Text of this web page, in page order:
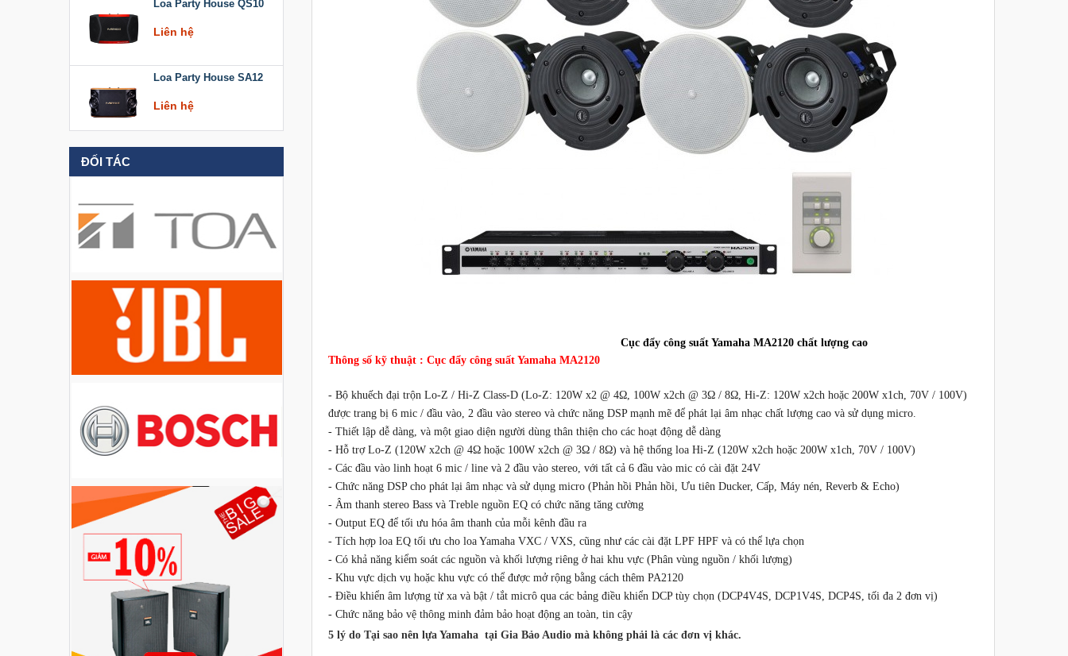
Loa Party House SA12
Loa Party House KT510
Liên hệ
Loa Party House PH12
Liên hệ
Loa Party House PH10
Loa Party House AP12
Loa Party House AP10
Liên hệ
Loa Party House MF15
Liên hệ
ĐỐI TÁC
Cục đẩy công suất Yamaha MA2120 chất lượng cao
Thông số kỹ thuật : Cục đẩy công suất Yamaha MA2120
- Bộ khuếch đại trộn Lo-Z / Hi-Z Class-D (Lo-Z: 120W x2 @ 4Ω, 100W x2ch @ 3Ω / 8Ω, Hi-Z: 120W x2ch hoặc 200W x1ch, 70V / 100V)
được trang bị 6 mic / đầu vào, 2 đầu vào stereo và chức năng DSP mạnh mẽ để phát lại âm nhạc chất lượng cao và sử dụng micro.
- Thiết lập dễ dàng, và một giao diện người dùng thân thiện cho các hoạt động dễ dàng
- Hỗ trợ Lo-Z (120W x2ch @ 4Ω hoặc 100W x2ch @ 3Ω / 8Ω) và hệ thống loa Hi-Z (120W x2ch hoặc 200W x1ch, 70V / 100V)
- Các đầu vào linh hoạt 6 mic / line và 2 đầu vào stereo, với tất cả 6 đầu vào mic có cài đặt 24V
- Chức năng DSP cho phát lại âm nhạc và sử dụng micro (Phản hồi Phản hồi, Ưu tiên Ducker, Cấp, Máy nén, Reverb & Echo)
- Âm thanh stereo Bass và Treble nguồn EQ có chức năng tăng cường
- Output EQ để tối ưu hóa âm thanh của mỗi kênh đầu ra
- Tích hợp loa EQ tối ưu cho loa Yamaha VXC / VXS, cũng như các cài đặt LPF HPF và có thể lựa chọn
- Có khả năng kiểm soát các nguồn và khối lượng riêng ở hai khu vực (Phân vùng nguồn / khối lượng)
- Khu vực dịch vụ hoặc khu vực có thể được mở rộng bằng cách thêm PA2120
- Điều khiển âm lượng từ xa và bật / tắt micrô qua các bảng điều khiển DCP tùy chọn (DCP4V4S, DCP1V4S, DCP4S, tối đa 2 đơn vị)
- Chức năng bảo vệ thông minh đảm bảo hoạt động an toàn, tin cậy
5 lý do Tại sao nên lựa Yamaha tại Gia Bảo Audio mà không phải là các đơn vị khác.